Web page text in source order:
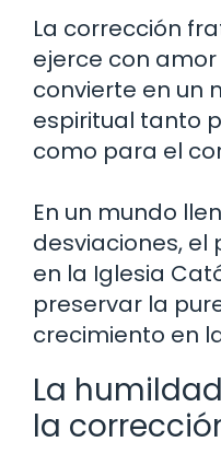
La corrección
ejerce con
convierte en un
espiritual tanto
como para el
En un mundo
desviaciones,
en la Iglesia
preservar la
crecimiento en
La
la